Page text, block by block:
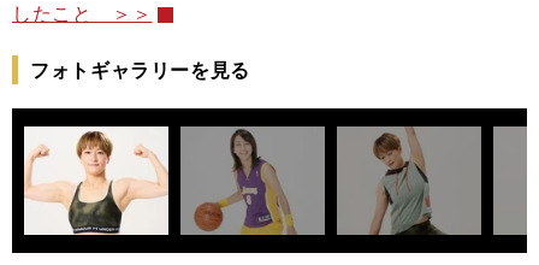
したこと ＞＞
フォトギャラリーを見る